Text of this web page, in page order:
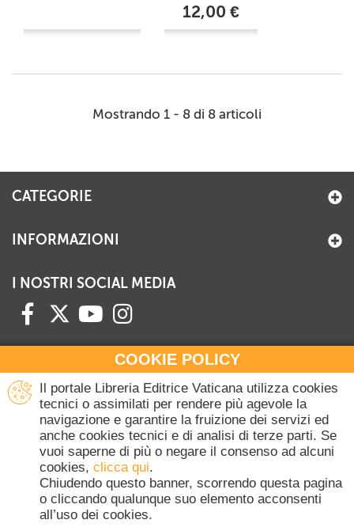
12,00 €
Mostrando 1 - 8 di 8 articoli
COOKIE POLICY
Il portale Libreria Editrice Vaticana utilizza cookies
tecnici o assimilati per rendere più agevole la
navigazione e garantire la fruizione dei servizi ed
anche cookies tecnici e di analisi di terze parti. Se
vuoi saperne di più o negare il consenso ad alcuni
cookies, clicca qui.
Chiudendo questo banner, scorrendo questa pagina
o cliccando qualunque suo elemento acconsenti
all’uso dei cookies.
CATEGORIE
INFORMAZIONI
I NOSTRI SOCIAL MEDIA
HAI BISOGNO DI INFORMAZIONI?
Contattaci all'Ufficio Commerciale
+39 06 698 45780
Lunedì-Giovedì 8-16.30
Venerdì 8-14
(Escluse festività Vaticane)